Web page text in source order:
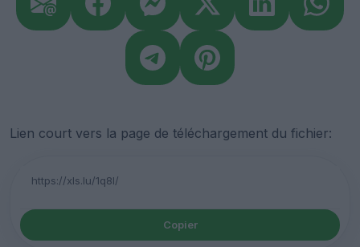
Lien court vers la page de téléchargement du fichier:
Copier